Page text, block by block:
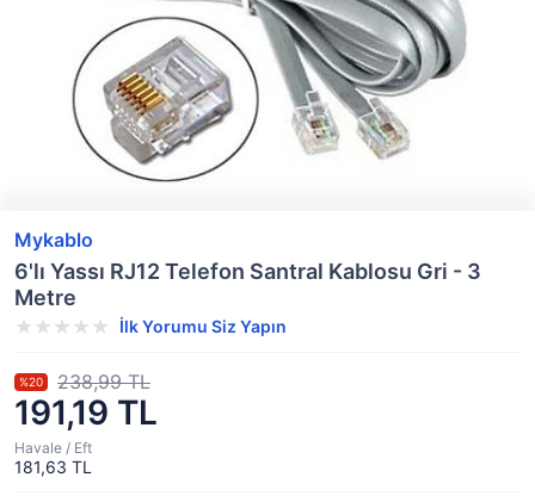
Mykablo
6'lı Yassı RJ12 Telefon Santral Kablosu Gri - 3
Metre
İlk Yorumu Siz Yapın
191,19 TL
%20 238,99 TL
Havale / Eft
181,63 TL